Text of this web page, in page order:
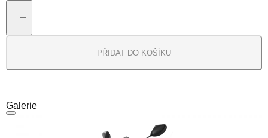
PŘIDAT DO KOŠÍKU
Galerie